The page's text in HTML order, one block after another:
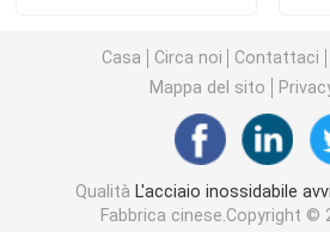
Fermi del pannello solare
Fermo automobilistico
Controdadi di nylon
Casa Circa noi Contattaci
Mappa del sito
Qualità L'acciaio inossidabile
Fabbrica cinese.Copyright ©